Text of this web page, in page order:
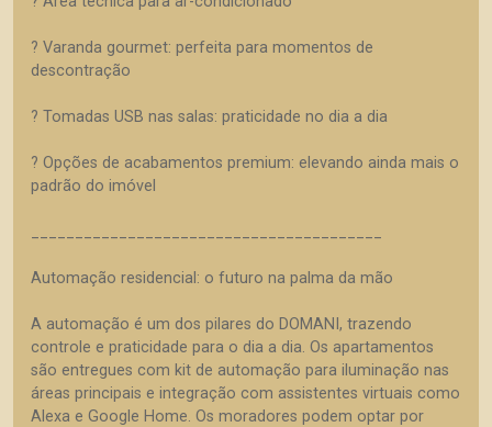
? Varanda gourmet: perfeita para momentos de
descontração
? Tomadas USB nas salas: praticidade no dia a dia
? Opções de acabamentos premium: elevando ainda mais o
padrão do imóvel
Automação residencial: o futuro na palma da mão
A automação é um dos pilares do DOMANI, trazendo
controle e praticidade para o dia a dia. Os apartamentos
são entregues com kit de automação para iluminação nas
áreas principais e integração com assistentes virtuais como
Alexa e Google Home. Os moradores podem optar por